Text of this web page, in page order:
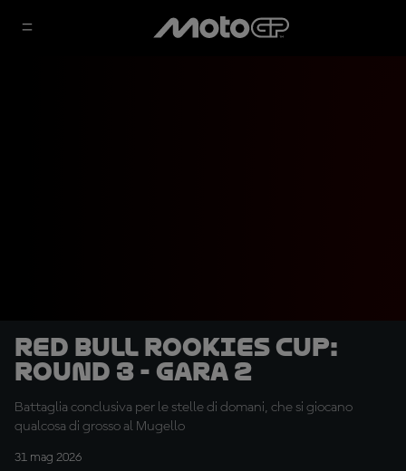
Red Bull Rookies Cup:
Round 3 - Gara 2
Battaglia conclusiva per le stelle di domani, che si giocano
qualcosa di grosso al Mugello
31 mag 2026